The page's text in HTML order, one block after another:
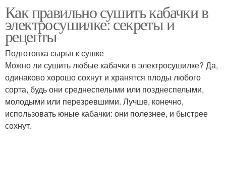
Сушеные кабачки Кабачки на зиму
Как правильно сушить кабачки в
электросушилке: секреты и
рецепты
Подготовка сырья к сушке
Можно ли сушить любые кабачки в электросушилке? Да,
одинаково хорошо сохнут и хранятся плоды любого
сорта, будь они среднеспелыми или позднеспелыми,
молодыми или перезревшими. Лучше, конечно,
использовать юные кабачки: они полезнее, и быстрее
сохнут.